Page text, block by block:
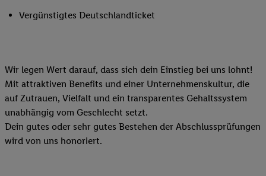
Vergünstigtes Deutschlandticket
Wir legen Wert darauf, dass sich dein Einstieg bei uns lohnt!
Mit attraktiven Benefits und einer Unternehmenskultur, die
auf Zutrauen, Vielfalt und ein transparentes Gehaltssystem
unabhängig vom Geschlecht setzt.
Dein gutes oder sehr gutes Bestehen der Abschlussprüfungen
wird von uns honoriert.